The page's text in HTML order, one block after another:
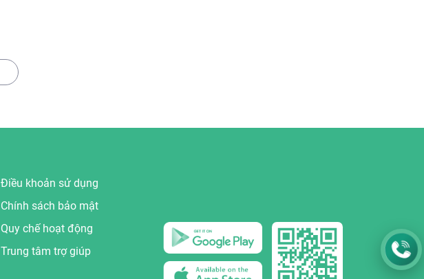
Điều khoản sử dụng
Chính sách bảo mật
Quy chế hoạt động
Trung tâm trợ giúp